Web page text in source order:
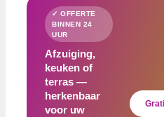
✓ OFFERTE
BINNEN 24
UUR
Afzuiging,
keuken of
terras —
herkenbaar
voor uw